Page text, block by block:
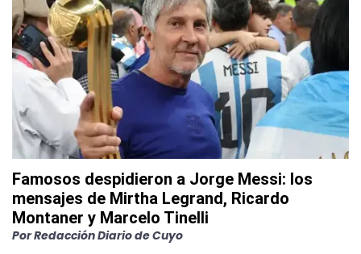
Famosos despidieron a Jorge Messi: los
mensajes de Mirtha Legrand, Ricardo
Montaner y Marcelo Tinelli
PorRedacción Diario de Cuyo